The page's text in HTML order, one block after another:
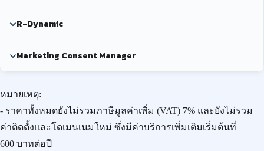
R-Dynamic
Marketing Consent Manager
หมายเหตุ:
- ราคาทั้งหมดยังไม่รวมภาษีมูลค่าเพิ่ม (VAT) 7% และยังไม่รวม
ค่าติดตั้งและโดเมนเนมใหม่ ซึ่งมีค่าบริการเพิ่มเติมเริ่มต้นที่
600 บาทต่อปี